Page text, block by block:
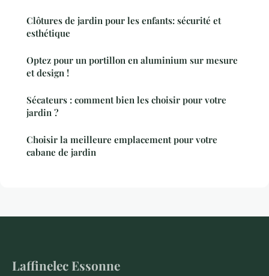
Clôtures de jardin pour les enfants: sécurité et
esthétique
Optez pour un portillon en aluminium sur mesure
et design !
Sécateurs : comment bien les choisir pour votre
jardin ?
Choisir la meilleure emplacement pour votre
cabane de jardin
Laffinelec Essonne